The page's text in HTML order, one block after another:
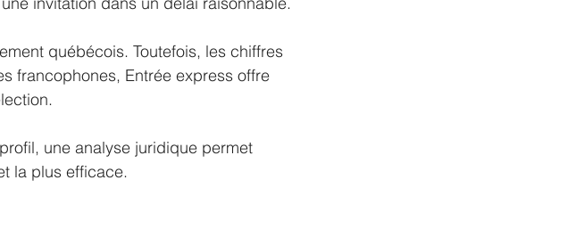
québécois. Toutefois, les chiffres
francophones, Entrée express offre
une analyse juridique permet
la plus efficace.